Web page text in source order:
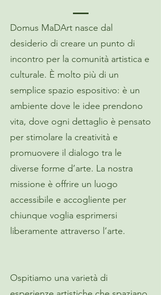
Domus MaDArt nasce dal
desiderio di creare un punto di
incontro per la comunità artistica e
culturale. È molto più di un
semplice spazio espositivo: è un
ambiente dove le idee prendono
vita, dove ogni dettaglio è pensato
per stimolare la creatività e
promuovere il dialogo tra le
diverse forme d’arte. La nostra
missione è offrire un luogo
accessibile e accogliente per
chiunque voglia esprimersi
liberamente attraverso l’arte.
Ospitiamo una varietà di